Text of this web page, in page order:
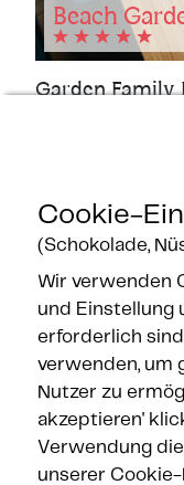
Beach
Garden Family
Gesicherte
Cookie-
(Schokolade,
Wir verwenden
und Einstellung
erforderlich
verwenden, um
Nutzer zu
akzeptieren'
Verwendung
unserer